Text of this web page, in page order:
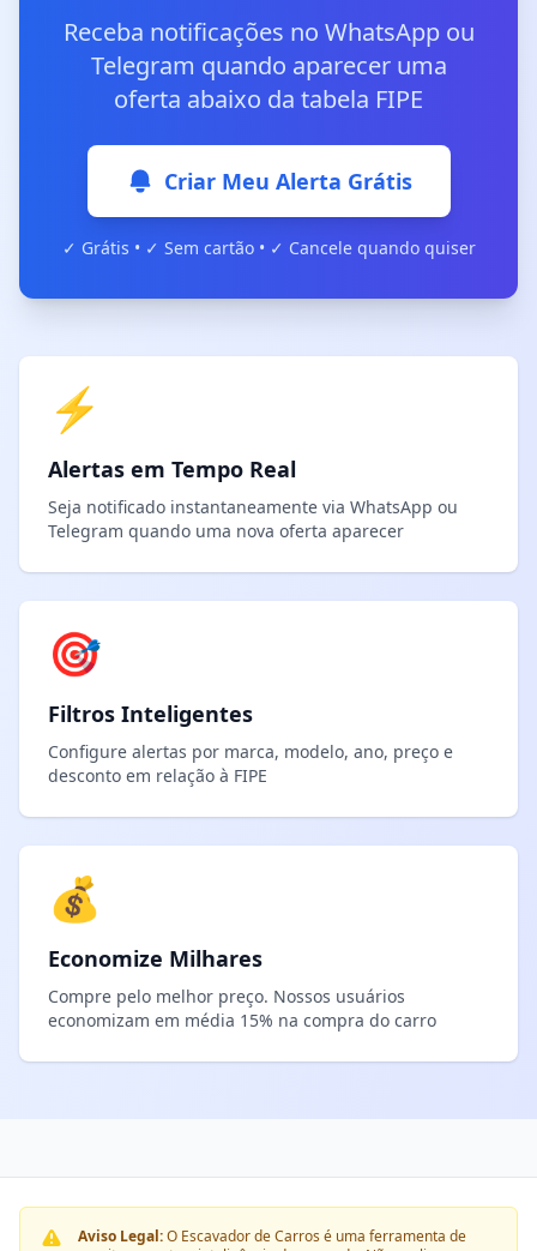
Receba notificações no WhatsApp ou
Telegram quando aparecer uma
oferta abaixo da tabela FIPE
Criar Meu Alerta Grátis
✓ Grátis • ✓ Sem cartão • ✓ Cancele quando quiser
⚡
Alertas em Tempo Real
Seja notificado instantaneamente via WhatsApp ou
Telegram quando uma nova oferta aparecer
🎯
Filtros Inteligentes
Configure alertas por marca, modelo, ano, preço e
desconto em relação à FIPE
💰
Economize Milhares
Compre pelo melhor preço. Nossos usuários
economizam em média 15% na compra do carro
Aviso Legal:O Escavador de Carros é uma ferramenta de